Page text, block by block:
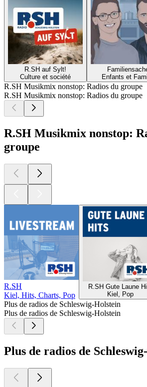
R.SH auf Sylt!
Culture et société
Enfants et
R.SH Musikmix nonstop: Radios du groupe
R.SH Musikmix nonstop: Radios du groupe
R.SH Musikmix nonstop:
groupe
R.SH
Kiel, Hits, Charts, Pop
R.SH Gute Laune
Kiel, Pop
Plus de radios de Schleswig-Holstein
Plus de radios de Schleswig-Holstein
Plus de radios de